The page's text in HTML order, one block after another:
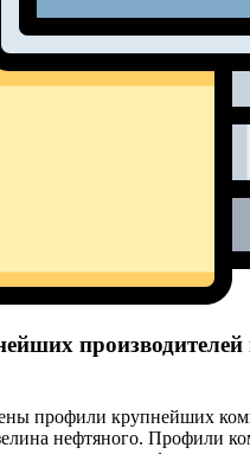
производителей
профили крупнейших
нефтяного. Профили